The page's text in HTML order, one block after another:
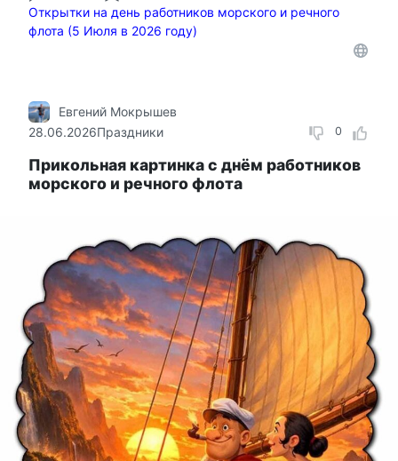
Открытки на день работников морского и речного
флота (5 Июля в 2026 году)
0
Евгений Мокрышев
28.06.2026Праздники
Прикольная картинка с днём работников
морского и речного флота